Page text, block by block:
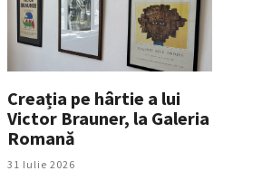
Creația pe hârtie a lui
Victor Brauner, la Galeria
Romană
31 Iulie 2026